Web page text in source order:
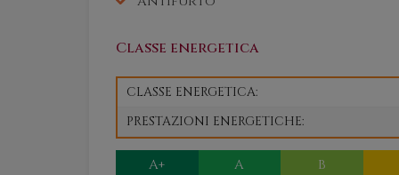
Classe energetica
CLASSE ENERGETICA:
PRESTAZIONI ENERGETICHE:
A+ A B